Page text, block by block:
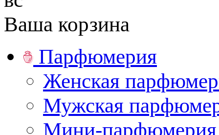
Ваша корзина
Парфюмерия
Женская
Мужская
Мини-парфюмерия